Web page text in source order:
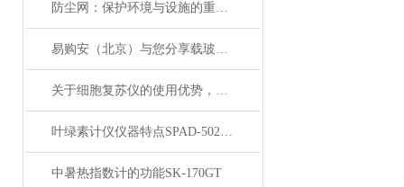
防尘网：保护环境与设施的重要工具
易购安（北京）与您分享载玻片的使用方法
关于细胞复苏仪的使用优势，你还不知道吗？
叶绿素计仪仪器特点SPAD-502Plus
中暑热指数计的功能SK-170GT